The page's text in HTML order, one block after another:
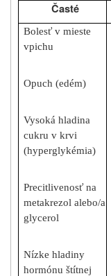
Časté
Bolesť v mieste
vpichu
Opuch (edém)
Vysoká hladina
cukru v krvi
(hyperglykémia)
Precitlivenosť na
metakrezol alebo/a
glycerol
Nízke hladiny
hormónu štítnej